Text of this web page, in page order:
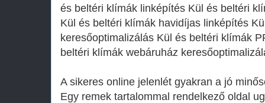
és beltéri klímák linképítés Kül és beltéri
Kül és beltéri klímák havidíjas linképítés
keresőoptimalizálás Kül és beltéri klímák
beltéri klímák webáruház
A sikeres online jelenlét gyakran a jó
Egy remek tartalommal rendelkező oldal